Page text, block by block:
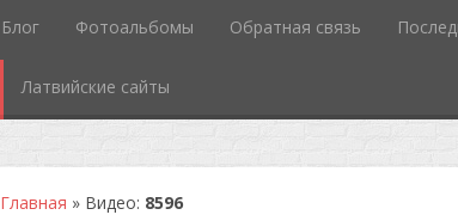
Блог Фотоальбомы Обратная связь
Латвийские сайты
Главная » Видео: 8596